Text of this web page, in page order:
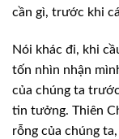
cần gì, trước khi
Nói khác đi, khi
tốn nhìn nhận
của chúng ta
tin tưởng. Thiên
rỗng của chúng